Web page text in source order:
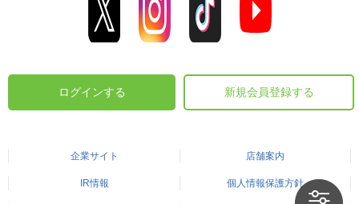
ログインする 新規会員登録する
企業サイト 店舗案内
IR情報 個人情報保護方針